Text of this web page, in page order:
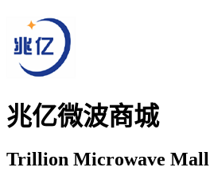
兆亿微波商城
Trillion Microwave Mall